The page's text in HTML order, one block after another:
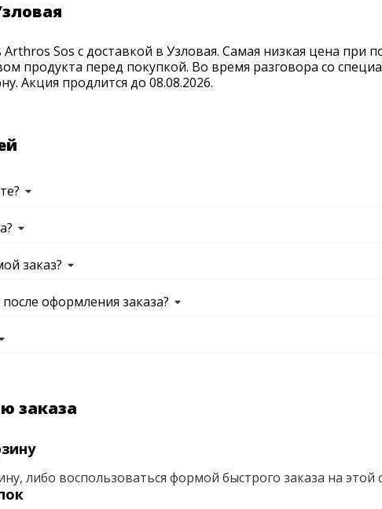
Sos с доставкой в Узловая. Самая низкая цена при
продукта перед покупкой. Во время разговора со
Акция продлится до 08.08.2026.
заказ?
оформления заказа?
заказа
либо воспользоваться формой быстрого заказа на этой